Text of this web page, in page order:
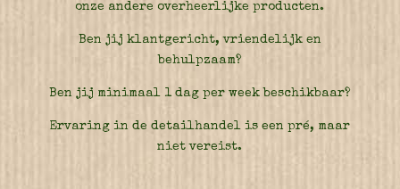
onze andere overheerlijke producten.
Ben jij klantgericht, vriendelijk en
behulpzaam?
Ben jij minimaal 1 dag per week beschikbaar?
Ervaring in de detailhandel is een pré, maar
niet vereist.